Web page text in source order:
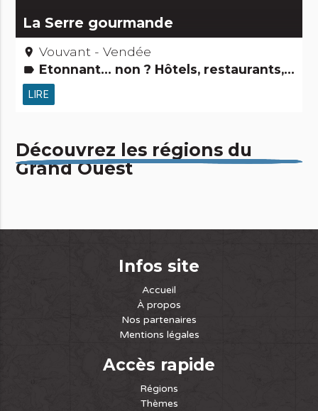
La Serre gourmande
place Vouvant - Vendée
label Etonnant... non ? Hôtels, restaurants, bars
LIRE
Découvrez les régions du
Grand Ouest
Infos site
Accueil
À propos
Nos partenaires
Mentions légales
Accès rapide
Régions
Thèmes